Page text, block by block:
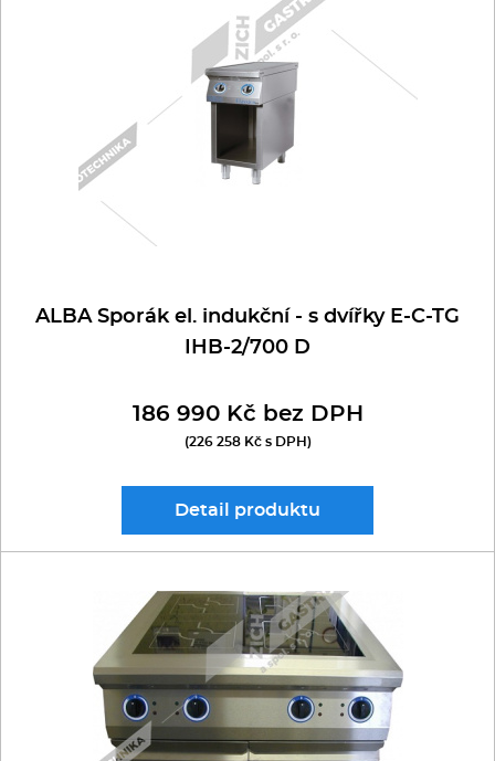
Vařiče a výrobníky těstovin
Nástroje
Vodní lázně
Nerez
ALBA Sporák el. indukční - s dvířky E-C-TG
IHB-2/700 D
186 990 Kč bez DPH
(226 258 Kč s DPH)
Detail produktu